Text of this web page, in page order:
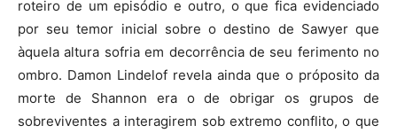
roteiro de um episódio e outro, o que fica evidenciado
por seu temor inicial sobre o destino de Sawyer que
àquela altura sofria em decorrência de seu ferimento no
ombro. Damon Lindelof revela ainda que o próposito da
morte de Shannon era o de obrigar os grupos de
sobreviventes a interagirem sob extremo conflito, o que